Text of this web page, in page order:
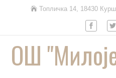
Топличка 14, 18430
ОШ